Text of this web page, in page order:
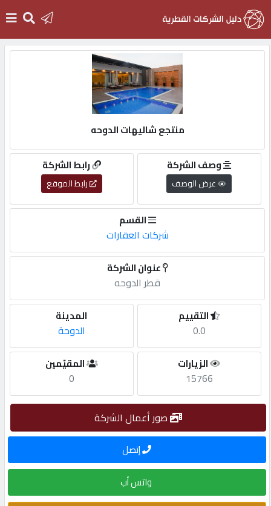
English
اعلانك
مطلوب
اشتراك
الاحصائيات
الأقسام
شركات
منتجع شاليهات الدوحه
رابط الشركة
رابط الموقع
وصف الشركة
عرض الوصف
القسم
شركات العقارات
عنوان الشركة
قطر الدوحه
المدينة
الدوحة
التقييم
0.0
المقيّمين
0
الزيارات
15766
صور أعمال الشركة
إتصل
واتس أب